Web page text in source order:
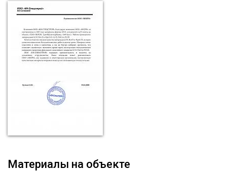
Материалы на объекте